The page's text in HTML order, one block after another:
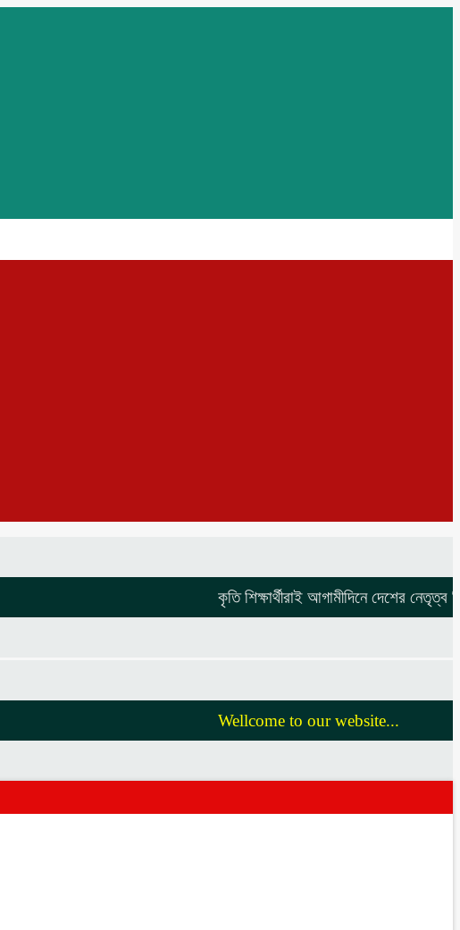
কৃতি শিক্ষার্থীরাই আগামীদিনে দেশের নেতৃত্ব দিবে
Wellcome to our website...